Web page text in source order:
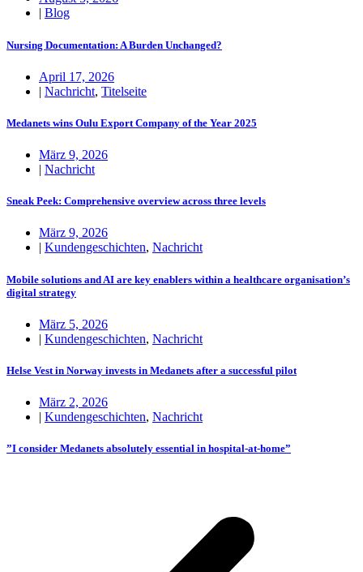
| Blog
Nursing Documentation: A Burden Unchanged?
April 17, 2026
| Nachricht, Titelseite
Medanets wins Oulu Export Company of the Year 2025
März 9, 2026
| Nachricht
Sneak Peek: Comprehensive overview across three levels
März 9, 2026
| Kundengeschichten, Nachricht
Mobile solutions and AI are key enablers within a healthcare organisation’s
digital strategy
März 5, 2026
| Kundengeschichten, Nachricht
Helse Vest in Norway invests in Medanets after a successful pilot
März 2, 2026
| Kundengeschichten, Nachricht
”I consider Medanets absolutely essential in hospital-at-home”